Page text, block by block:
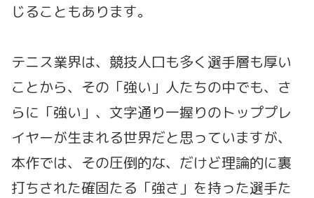
じることもあります。
テニス業界は、競技人口も多く選手層も厚い
ことから、その「強い」人たちの中でも、さ
らに「強い」、文字通り一握りのトッププレ
イヤーが生まれる世界だと思っていますが、
本作では、その圧倒的な、だけど理論的に裏
打ちされた確固たる「強さ」を持った選手た